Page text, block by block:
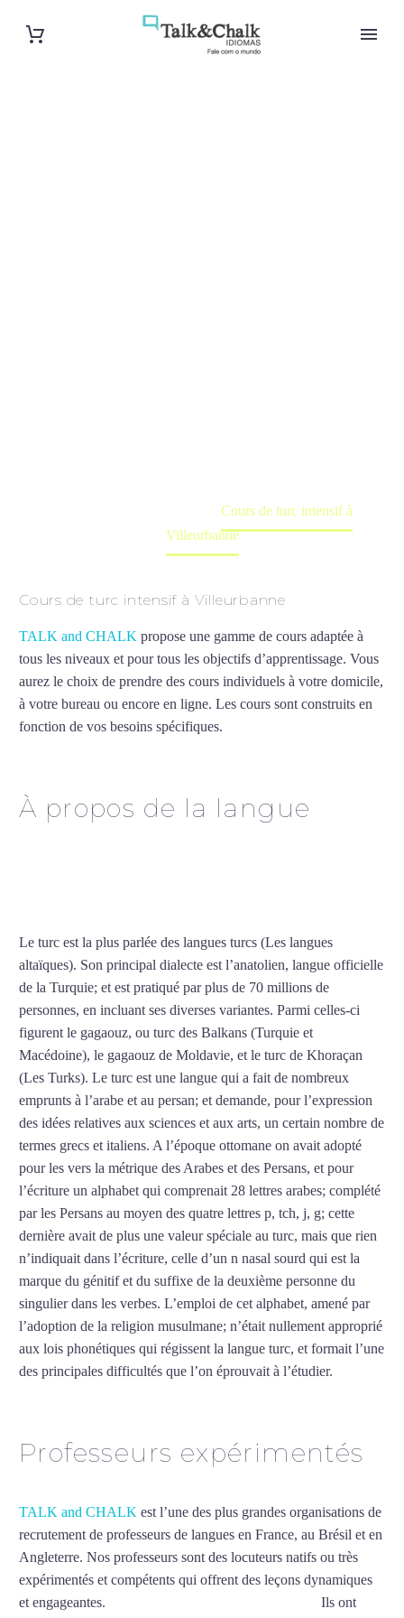
Cours de turc intensif à
Villeurbanne
Cours de turc intensif à Villeurbanne
TALK and CHALK propose une gamme de cours adaptée à
tous les niveaux et pour tous les objectifs d’apprentissage. Vous
aurez le choix de prendre des cours individuels à votre domicile,
à votre bureau ou encore en ligne. Les cours sont construits en
fonction de vos besoins spécifiques.
À propos de la langue
Le turc est la plus parlée des langues turcs (Les langues
altaïques). Son principal dialecte est l’anatolien, langue officielle
de la Turquie; et est pratiqué par plus de 70 millions de
personnes, en incluant ses diverses variantes. Parmi celles-ci
figurent le gagaouz, ou turc des Balkans (Turquie et
Macédoine), le gagaouz de Moldavie, et le turc de Khoraçan
(Les Turks). Le turc est une langue qui a fait de nombreux
emprunts à l’arabe et au persan; et demande, pour l’expression
des idées relatives aux sciences et aux arts, un certain nombre de
termes grecs et italiens. A l’époque ottomane on avait adopté
pour les vers la métrique des Arabes et des Persans, et pour
l’écriture un alphabet qui comprenait 28 lettres arabes; complété
par les Persans au moyen des quatre lettres p, tch, j, g; cette
dernière avait de plus une valeur spéciale au turc, mais que rien
n’indiquait dans l’écriture, celle d’un n nasal sourd qui est la
marque du génitif et du suffixe de la deuxième personne du
singulier dans les verbes. L’emploi de cet alphabet, amené par
l’adoption de la religion musulmane; n’était nullement approprié
aux lois phonétiques qui régissent la langue turc, et formait l’une
des principales difficultés que l’on éprouvait à l’étudier.
Professeurs expérimentés
TALK and CHALK est l’une des plus grandes organisations de
recrutement de professeurs de langues en France, au Brésil et en
Angleterre. Nos professeurs sont des locuteurs natifs ou très
expérimentés et compétents qui offrent des leçons dynamiques
et engageantes.
Ils ont